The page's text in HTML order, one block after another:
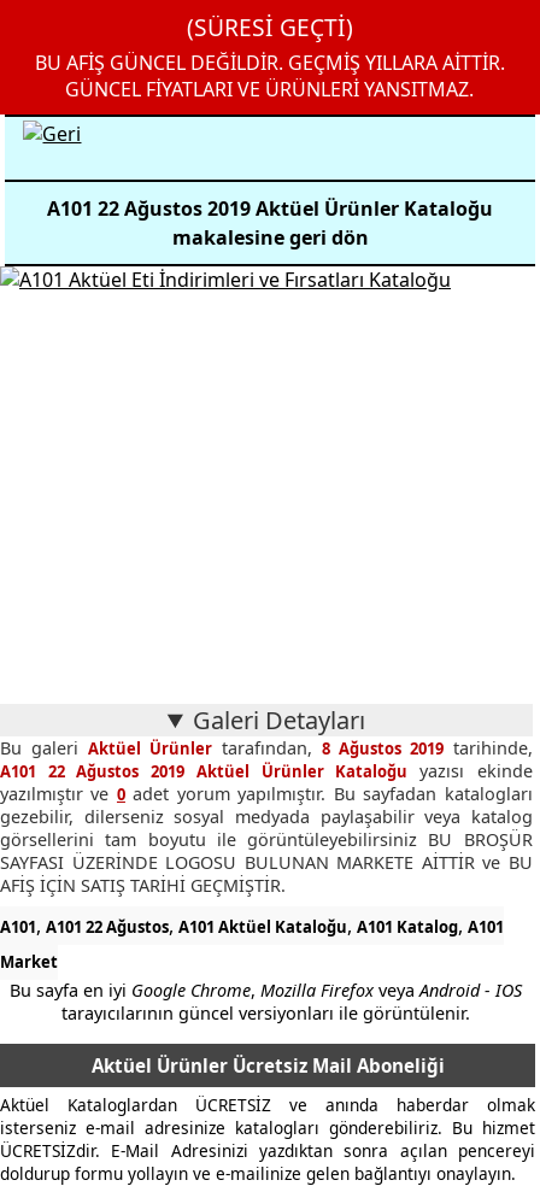
(SÜRESİ GEÇTİ)
BU AFİŞ GÜNCEL DEĞİLDİR. GEÇMİŞ YILLARA AİTTİR.
GÜNCEL FİYATLARI VE ÜRÜNLERİ YANSITMAZ.
A101 22 Ağustos 2019 Aktüel Ürünler Kataloğu
makalesine geri dön
Galeri Detayları
Bu galeri Aktüel Ürünlertarafından, 8 Ağustos 2019tarihinde,
A101 22 Ağustos 2019 Aktüel Ürünler Kataloğuyazısı ekinde
yazılmıştır ve 0adet yorum yapılmıştır. Bu sayfadan katalogları
gezebilir, dilerseniz sosyal medyada paylaşabilir veya katalog
görsellerini tam boyutu ile görüntüleyebilirsiniz BU BROŞÜR
SAYFASI ÜZERİNDE LOGOSU BULUNAN MARKETE AİTTİR ve BU
AFİŞ İÇİN SATIŞ TARİHİ GEÇMİŞTİR.
A101, A101 22 Ağustos, A101 Aktüel Kataloğu, A101 Katalog, A101
Market
Bu sayfa en iyi Google Chrome,Mozilla Firefox veyaAndroid - IOS
tarayıcılarının güncel versiyonları ile görüntülenir.
Aktüel Ürünler Ücretsiz Mail Aboneliği
Aktüel Kataloglardan ÜCRETSİZ ve anında haberdar olmak
isterseniz e-mail adresinize katalogları gönderebiliriz. Bu hizmet
ÜCRETSİZdir. E-Mail Adresinizi yazdıktan sonra açılan pencereyi
doldurup formu yollayın ve e-mailinize gelen bağlantıyı onaylayın.